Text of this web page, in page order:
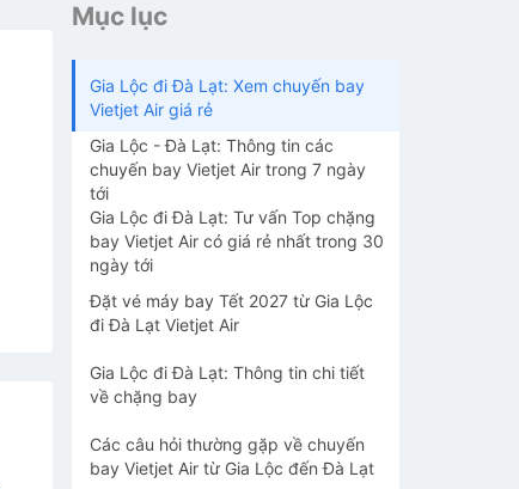
Mục lục
Gia Lộc đi Đà Lạt: Xem chuyến bay
Vietjet Air giá rẻ
Gia Lộc - Đà Lạt: Thông tin các
chuyến bay Vietjet Air trong 7 ngày
tới
Gia Lộc đi Đà Lạt: Tư vấn Top chặng
bay Vietjet Air có giá rẻ nhất trong 30
ngày tới
Đặt vé máy bay Tết 2027 từ Gia Lộc
đi Đà Lạt Vietjet Air
Gia Lộc đi Đà Lạt: Thông tin chi tiết
về chặng bay
Các câu hỏi thường gặp về chuyến
bay Vietjet Air từ Gia Lộc đến Đà Lạt